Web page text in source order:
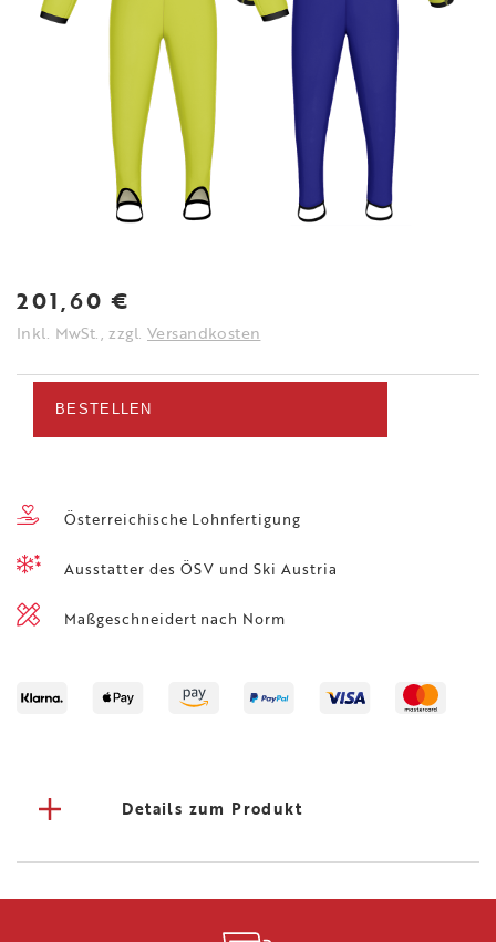
201,60 €
Inkl. MwSt., zzgl. Versandkosten
Sprunganzug
Neongelb/
Blue
BESTELLEN
Österreichische Lohnfertigung
Ausstatter des ÖSV und Ski Austria
Maßgeschneidert nach Norm
Details zum Produkt